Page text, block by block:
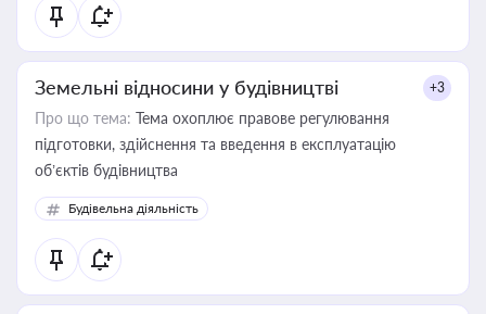
Земельні відносини у будівництві +3
Про що тема: Тема охоплює правове регулювання
підготовки, здійснення та введення в експлуатацію
об’єктів будівництва
Будівельна діяльність